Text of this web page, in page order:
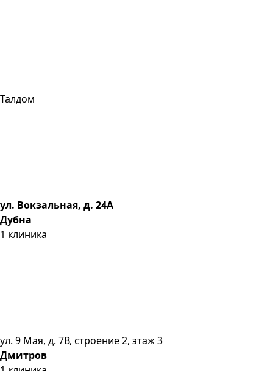
Талдом
ул. Вокзальная, д. 24А
Дубна
1 клиника
ул. 9 Мая, д. 7В, строение 2, этаж 3
Дмитров